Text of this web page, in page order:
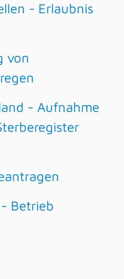
- Erlaubnis
von
- Aufnahme
Betrieb